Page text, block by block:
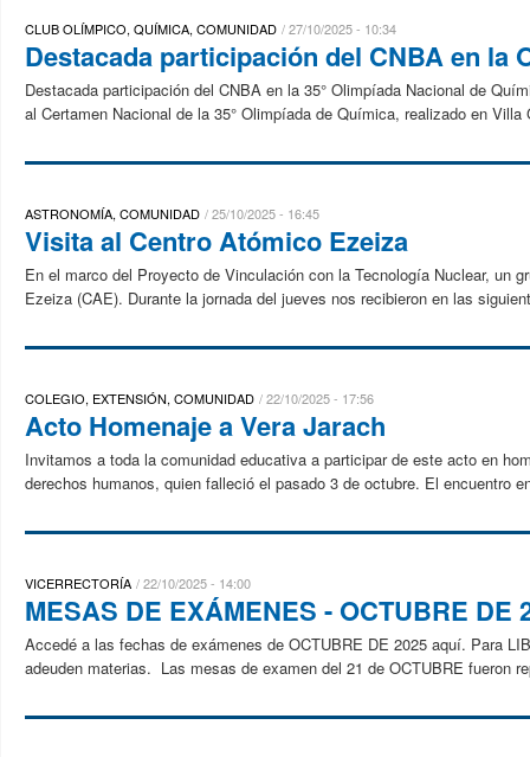
CLUB OLÍMPICO, QUÍMICA, COMUNIDAD 27/10/2025 - 10:34
Destacada participación del CNBA en la
Destacada participación del CNBA en la 35° Olimpíada Nacional de
al Certamen Nacional de la 35° Olimpíada de Química, realizado en Villa
ASTRONOMÍA, COMUNIDAD 25/10/2025 - 16:45
Visita al Centro Atómico Ezeiza
En el marco del Proyecto de Vinculación con la Tecnología Nuclear, un
Ezeiza (CAE). Durante la jornada del jueves nos recibieron en las
COLEGIO, EXTENSIÓN, COMUNIDAD 22/10/2025 - 17:56
Acto Homenaje a Vera Jarach
Invitamos a toda la comunidad educativa a participar de este acto en
derechos humanos, quien falleció el pasado 3 de octubre. El encuentro
VICERRECTORÍA 22/10/2025 - 14:00
MESAS DE EXÁMENES - OCTUBRE DE
Accedé a las fechas de exámenes de OCTUBRE DE 2025 aquí. Para
adeuden materias. Las mesas de examen del 21 de OCTUBRE fueron